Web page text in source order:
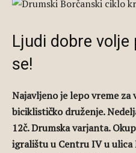
Ljudi dobre
se!
Najavljeno je lepo vreme za
biciklističko druženje.
12č. Drumska varjanta.
igralištu u Centru IV u ulica